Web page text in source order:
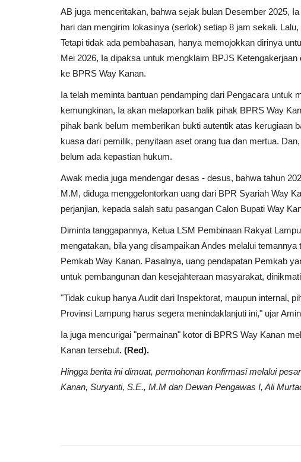
AB juga menceritakan, bahwa sejak bulan Desember 2025,
hari dan mengirim lokasinya (serlok) setiap 8 jam sekali.
Tetapi tidak ada pembahasan, hanya memojokkan dirinya
Mei 2026, Ia dipaksa untuk mengklaim BPJS
ke BPRS Way Kanan.
Ia telah meminta bantuan pendamping dari Pengacara untuk
kemungkinan, Ia akan melaporkan balik pihak BPRS Way
pihak bank belum memberikan bukti autentik atas kerugiaan
kuasa dari pemilik, penyitaan aset orang tua dan mertua.
belum ada kepastian hukum.
Awak media juga mendengar desas - desus, bahwa tahun
M.M, diduga menggelontorkan uang dari BPR Syariah Way
perjanjian, kepada salah satu pasangan Calon Bupati Way
Diminta tanggapannya, Ketua LSM Pembinaan Rakyat
mengatakan, bila yang disampaikan Andes melalui
Pemkab Way Kanan. Pasalnya, uang pendapatan Pemkab
untuk pembangunan dan kesejahteraan masyarakat,
"Tidak cukup hanya Audit dari Inspektorat, maupun internal,
Provinsi Lampung harus segera menindaklanjuti ini," ujar
Ia juga mencurigai "permainan" kotor di BPRS Way Kanan
Kanan tersebut. (Red).
Hingga berita ini dimuat, permohonan konfirmasi melalui
Kanan, Suryanti, S.E., M.M dan Dewan Pengawas I, Ali
Belawan
Remaja Anggota Genk Motor...